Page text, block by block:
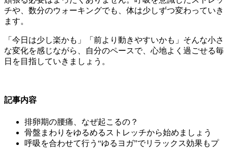
チや、数分のウォーキングでも、体は少しずつ変わっていき
ます。
「今日は少し楽かも」「前より動きやすいかも」そんな小さ
な変化を感じながら、自分のペースで、心地よく過ごせる毎
日を目指していきましょう。
記事内容
排卵期の腰痛、なぜ起こるの？
骨盤まわりをゆるめるストレッチから始めましょう
呼吸を合わせて行う“ゆるヨガ”でリラックス効果もプ